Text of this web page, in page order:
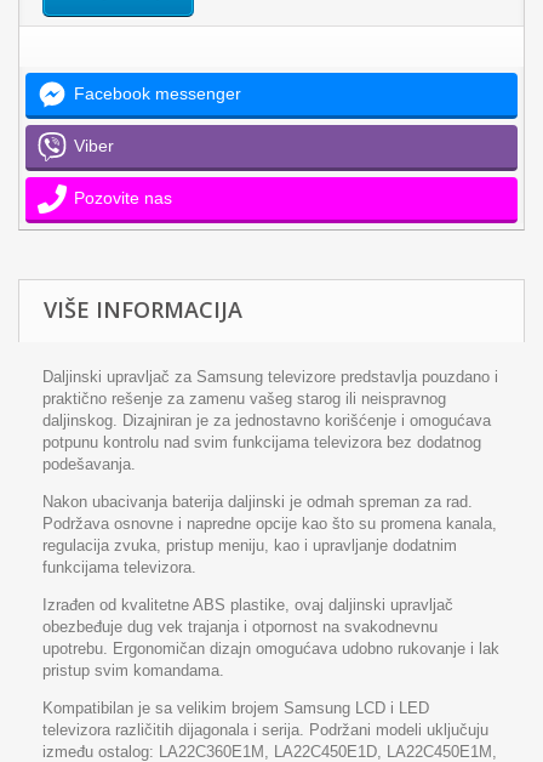
Facebook messenger
Viber
Pozovite nas
VIŠE INFORMACIJA
Daljinski upravljač za Samsung televizore predstavlja pouzdano i
praktično rešenje za zamenu vašeg starog ili neispravnog
daljinskog. Dizajniran je za jednostavno korišćenje i omogućava
potpunu kontrolu nad svim funkcijama televizora bez dodatnog
podešavanja.
Nakon ubacivanja baterija daljinski je odmah spreman za rad.
Podržava osnovne i napredne opcije kao što su promena kanala,
regulacija zvuka, pristup meniju, kao i upravljanje dodatnim
funkcijama televizora.
Izrađen od kvalitetne ABS plastike, ovaj daljinski upravljač
obezbeđuje dug vek trajanja i otpornost na svakodnevnu
upotrebu. Ergonomičan dizajn omogućava udobno rukovanje i lak
pristup svim komandama.
Kompatibilan je sa velikim brojem Samsung LCD i LED
televizora različitih dijagonala i serija. Podržani modeli uključuju
između ostalog: LA22C360E1M, LA22C450E1D, LA22C450E1M,